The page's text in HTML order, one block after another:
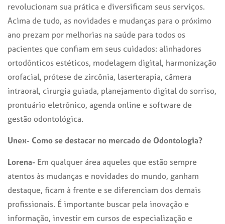
revolucionam sua prática e diversificam seus serviços.
Acima de tudo, as novidades e mudanças para o próximo
ano prezam por melhorias na saúde para todos os
pacientes que confiam em seus cuidados: alinhadores
ortodônticos estéticos, modelagem digital, harmonização
orofacial, prótese de zircônia, laserterapia, câmera
intraoral, cirurgia guiada, planejamento digital do sorriso,
prontuário eletrônico, agenda online e software de
gestão odontológica.
Unex- Como se destacar no mercado de Odontologia?
Lorena- Em qualquer área aqueles que estão sempre
atentos às mudanças e novidades do mundo, ganham
destaque, ficam à frente e se diferenciam dos demais
profissionais. É importante buscar pela inovação e
informação, investir em cursos de especialização e